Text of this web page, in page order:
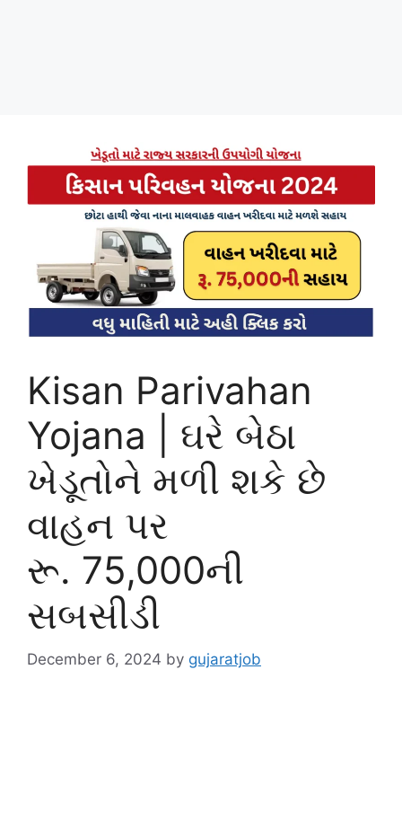
Kisan Parivahan
Yojana | ઘરે બેઠા
ખેડૂતોને મળી શકે છે
વાહન પર
રૂ. 75,000ની
સબસીડી
December 6, 2024 by gujaratjob